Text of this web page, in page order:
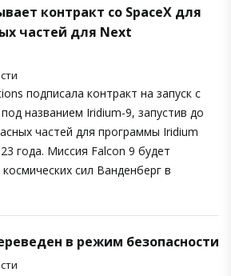
контракт со SpaceX для
частей для Next
подписала контракт на запуск с
названием Iridium-9, запустив до
частей для программы Iridium
года. Миссия Falcon 9 будет
сил Ванденберг в
в режим безопасности